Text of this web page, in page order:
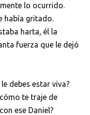
lo ocurrido.
había gritado.
harta, él la
fuerza que le dejó
debes estar viva?
te traje de
ese Daniel?